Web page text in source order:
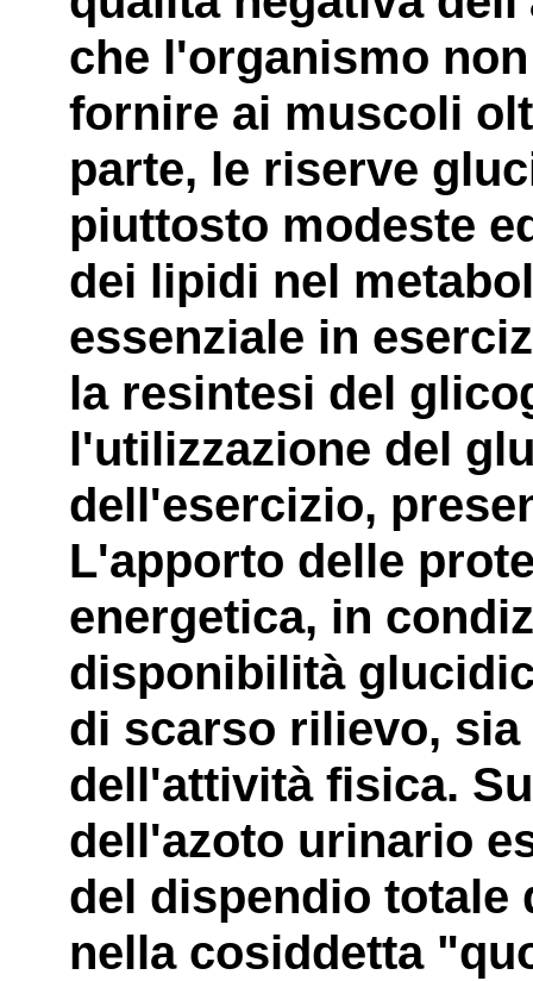
che l'organismo
fornire ai muscoli
parte, le riserve
piuttosto modeste
dei lipidi nel
essenziale in
la resintesi del
l'utilizzazione del
dell'esercizio,
L'apporto delle
energetica, in
disponibilità
di scarso rilievo,
dell'attività fisica.
dell'azoto urinario
del dispendio totale
nella cosiddetta